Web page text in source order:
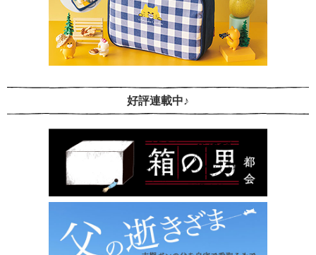
好評連載中♪